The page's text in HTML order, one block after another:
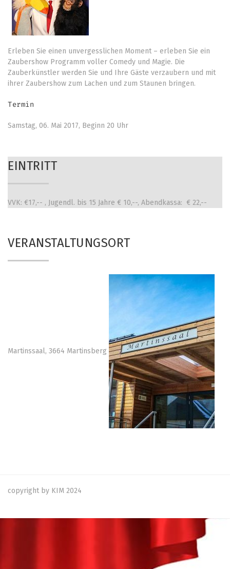
Erleben Sie einen unvergesslichen Moment – erleben Sie ein
Zaubershow Programm voller Comedy und Magie. Die
Zauberkünstler werden Sie und Ihre Gäste verzaubern und mit
ihrer Zaubershow zum Lachen und zum Staunen bringen.
Termin
Samstag, 06. Mai 2017, Beginn 20 Uhr
EINTRITT
VVK: €17,-- , Jugendl. bis 15 Jahre € 10,--, Abendkassa: € 22,--
VERANSTALTUNGSORT
Martinssaal, 3664 Martinsberg
copyright by KIM 2024